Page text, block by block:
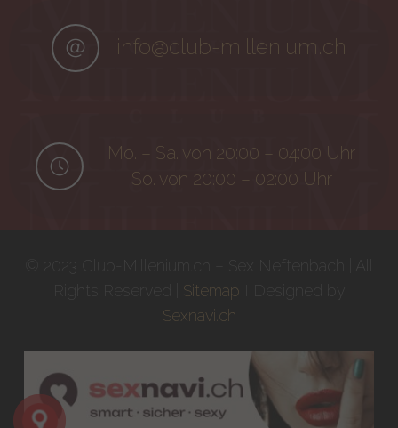
info@club-millenium.ch
Mo. – Sa. von 20:00 – 04:00 Uhr
So. von 20:00 – 02:00 Uhr
Sitemap
Sexnavi.ch